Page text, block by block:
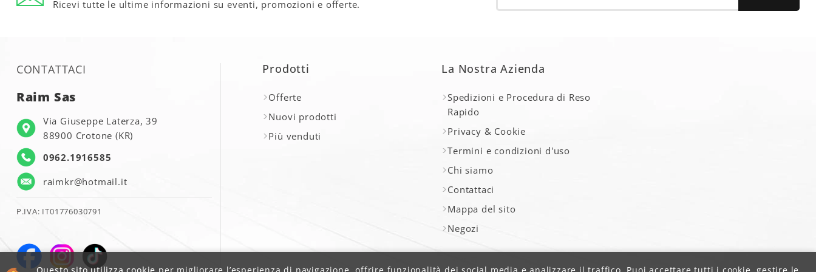
Ricevi tutte le ultime informazioni su eventi, promozioni e offerte.
CONTATTACI
Raim Sas
Via Giuseppe Laterza, 39
88900 Crotone (KR)
0962.1916585
raimkr@hotmail.it
P.IVA: IT01776030791
Prodotti
Offerte
Nuovi prodotti
Più venduti
La Nostra Azienda
Spedizioni e Procedura di Reso
Rapido
Privacy & Cookie
Termini e condizioni d'uso
Chi siamo
Contattaci
Mappa del sito
Negozi